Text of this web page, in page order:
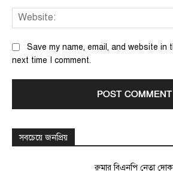
Save my name, email, and website in
next time I comment.
সবচেয়ে জনপ্রিয়
রুমার বিএনপি নেতা